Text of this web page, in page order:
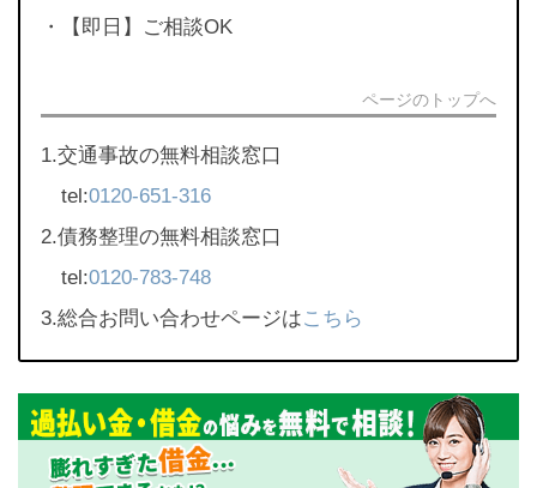
・【即日】ご相談OK
ページのトップへ
1.交通事故の無料相談窓口
tel:0120-651-316
2.債務整理の無料相談窓口
tel:0120-783-748
3.総合お問い合わせページはこちら